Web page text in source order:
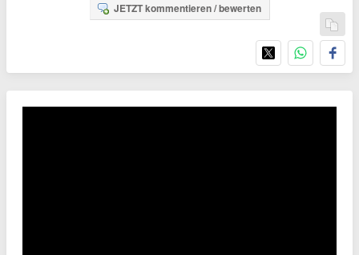
JETZT kommentieren / bewerten